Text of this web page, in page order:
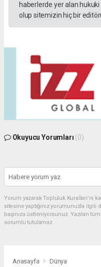
haberlerde yer alan
olup sitemizin hiç bir
Okuyucu Yorumları (0)
Yorum yazarak Topluluk
sitesine yaptığınız yorumunuzla
başınıza üstleniyorsunuz. Yazılan
sorumlu tutulamaz.
Anasayfa Dünya